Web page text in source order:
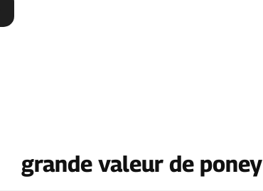
grande valeur de poney